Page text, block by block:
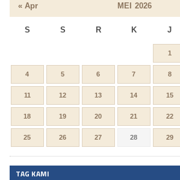
MEI 2026
S S R K J
« Apr
1
4 5 6 7 8
11 12 13 14 15
18 19 20 21 22
25 26 27 28 29
TAG KAMI